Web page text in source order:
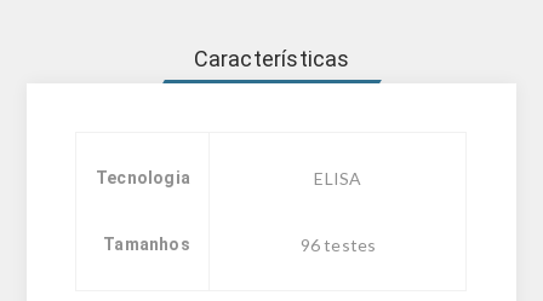
Características
Tecnologia ELISA
Tamanhos 96 testes